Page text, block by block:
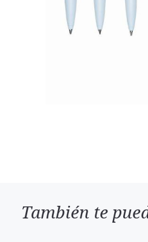
También te